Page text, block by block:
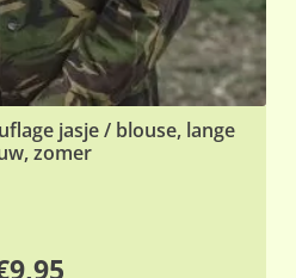
jasje / blouse, lange
zomer
9,95